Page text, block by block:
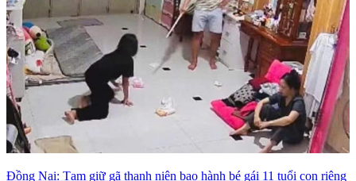
Đồng Nai: Tạm giữ gã thanh niên bạo hành bé gái 11 tuổi con riêng